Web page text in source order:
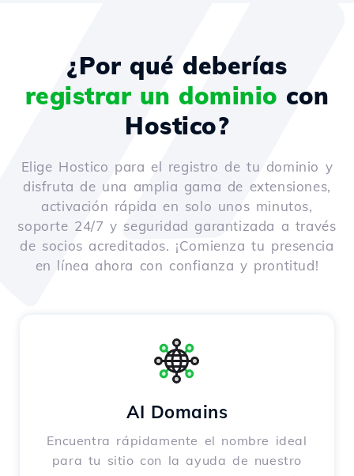
¿Por qué deberías
registrar un dominio con
Hostico?
Elige Hostico para el registro de tu dominio y
disfruta de una amplia gama de extensiones,
activación rápida en solo unos minutos,
soporte 24/7 y seguridad garantizada a través
de socios acreditados. ¡Comienza tu presencia
en línea ahora con confianza y prontitud!
AI Domains
Encuentra rápidamente el nombre ideal
para tu sitio con la ayuda de nuestro